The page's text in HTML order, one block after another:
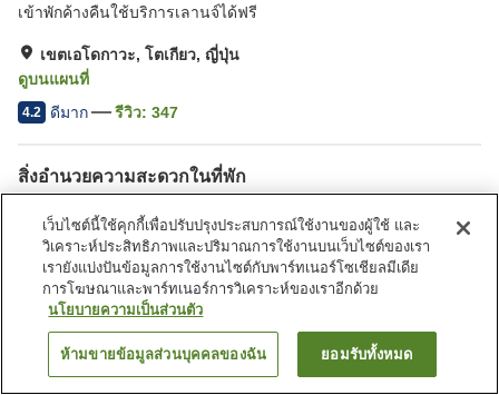
เข้าพักค้างคืนใช้บริการเลานจ์ได้ฟรี
เขตเอโดกาวะ, โตเกียว, ญี่ปุ่น
ดูบนแผนที่
4.2 ดีมาก รีวิว: 347
สิ่งอำนวยความสะดวกในที่พัก
เลานจ์
ปลอดบุหรี่
หน้าแรก ญี่ปุ่น โตเกียว
เขตเอโดกาวะ
Henn na Hotel Tokyo Nishikasai
ค้นหาห้องพัก
เว็บไซต์นี้ใช้คุกกี้เพื่อปรับปรุงประสบการณ์ใช้งานของผู้ใช้ และ
วิเคราะห์ประสิทธิภาพและปริมาณการใช้งานบนเว็บไซต์ของเรา
เรายังแบ่งปันข้อมูลการใช้งานไซต์กับพาร์ทเนอร์โซเชียลมีเดีย
การโฆษณาและพาร์ทเนอร์การวิเคราะห์ของเราอีกด้วย
นโยบายความเป็นส่วนตัว
ห้ามขายข้อมูลส่วนบุคคลของฉัน ยอมรับทั้งหมด